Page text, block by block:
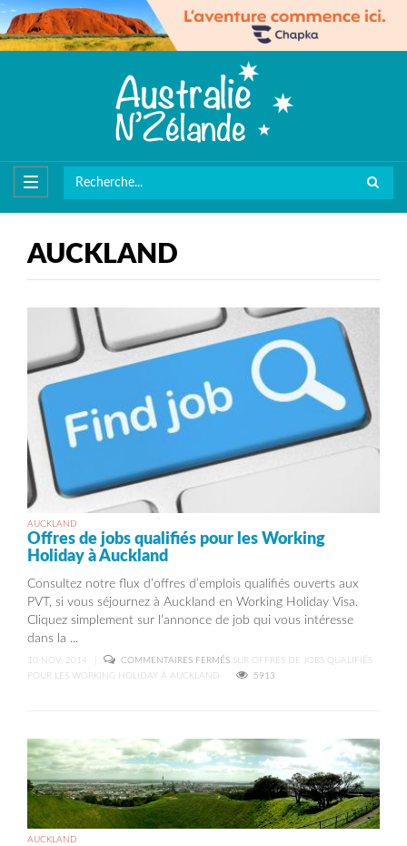
AUCKLAND
AUCKLAND
Offres de jobs qualifiés pour les Working
Holiday à Auckland
Consultez notre flux d’offres d’emplois qualifiés ouverts aux
PVT, si vous séjournez à Auckland en Working Holiday Visa.
Cliquez simplement sur l’annonce de job qui vous intéresse
dans la ...
10 NOV, 2014 COMMENTAIRES FERMÉS SUR OFFRES DE JOBS QUALIFIÉS
POUR LES WORKING HOLIDAY À AUCKLAND
5913
AUCKLAND